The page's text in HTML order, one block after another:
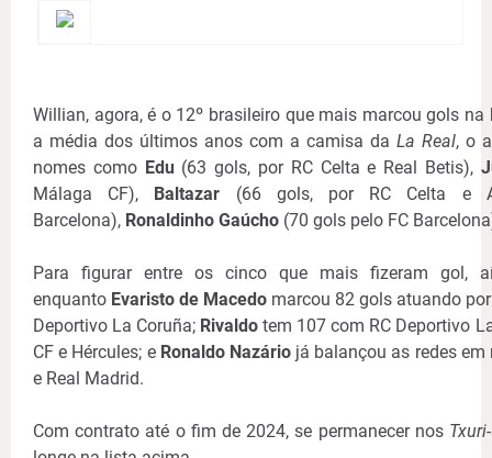
Willian, agora, é o 12º brasileiro que mais marcou gols
a média dos últimos anos com a camisa da La Real, o
nomes como Edu (63 gols, por RC Celta e Real Betis),
Málaga CF), Baltazar (66 gols, por RC Celta e
Barcelona), Ronaldinho Gaúcho (70 gols pelo FC
Para figurar entre os cinco que mais fizeram gol,
enquanto Evaristo de Macedo marcou 82 gols atuando
Deportivo La Coruña; Rivaldo tem 107 com RC Deportivo
CF e Hércules; e Ronaldo Nazáriojá balançou as redes em
e Real Madrid.
Com contrato até o fim de 2024, se permanecer nos